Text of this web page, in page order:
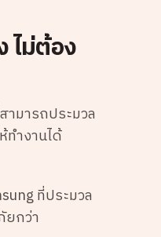
ไม่ต้อง
มารถประมวล
ทำงานได้
ที่ประมวล
ยกว่า